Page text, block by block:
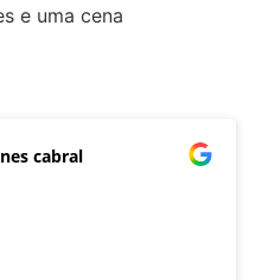
e uma cena
cabral